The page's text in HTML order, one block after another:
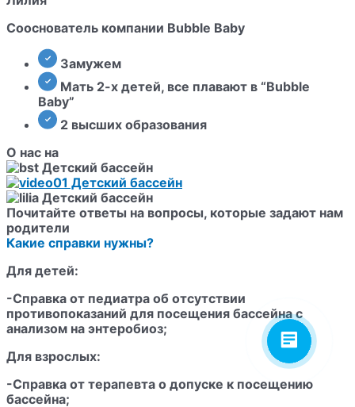
Сооснователь компании Bubble Baby
Замужем
Мать 2-х детей, все плавают в “Bubble
Baby”
2 высших образования
О нас на
Почитайте ответы на вопросы, которые задают нам
родители
Какие справки нужны?
Для детей:
-Справка от педиатра об отсутствии
противопоказаний для посещения бассейна с
анализом на энтеробиоз;
Для взрослых:
-Справка от терапевта о допуске к посещению
бассейна;